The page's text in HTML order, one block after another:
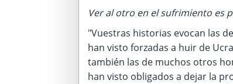
Ver al otro en el sufrimiento es
"Vuestras historias evocan las
han visto forzadas a huir de
también las de muchos otros
han visto obligados a dejar la